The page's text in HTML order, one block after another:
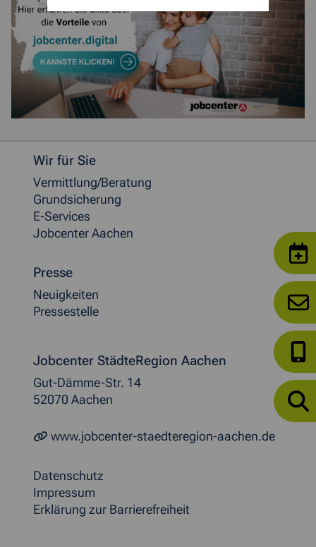
Weitere allgemeine Informationen
Wir für Sie
Vermittlung/Beratung
Grundsicherung
E-Services
Jobcenter Aachen
Presse
Neuigkeiten
Pressestelle
Jobcenter StädteRegion Aachen
Gut-Dämme-Str. 14
52070 Aachen
www.jobcenter-staedteregion-aachen.de
Datenschutz
Impressum
Erklärung zur Barrierefreiheit